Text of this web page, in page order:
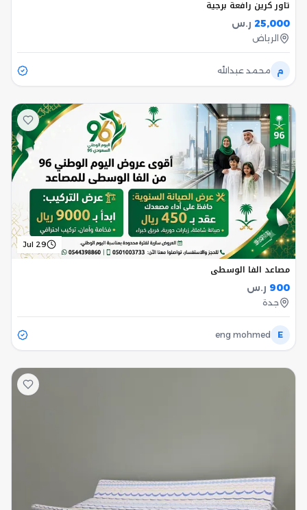
تاور كرين رافعة برجية
25,000 ر.س
الرياض
م محمد عبدالله
Jul 29
مصاعد الفا الوسطي
900 ر.س
جدة
E
eng mohmed